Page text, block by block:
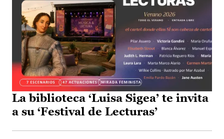
La biblioteca ‘Luisa Sigea’ te invita
a su ‘Festival de Lecturas’